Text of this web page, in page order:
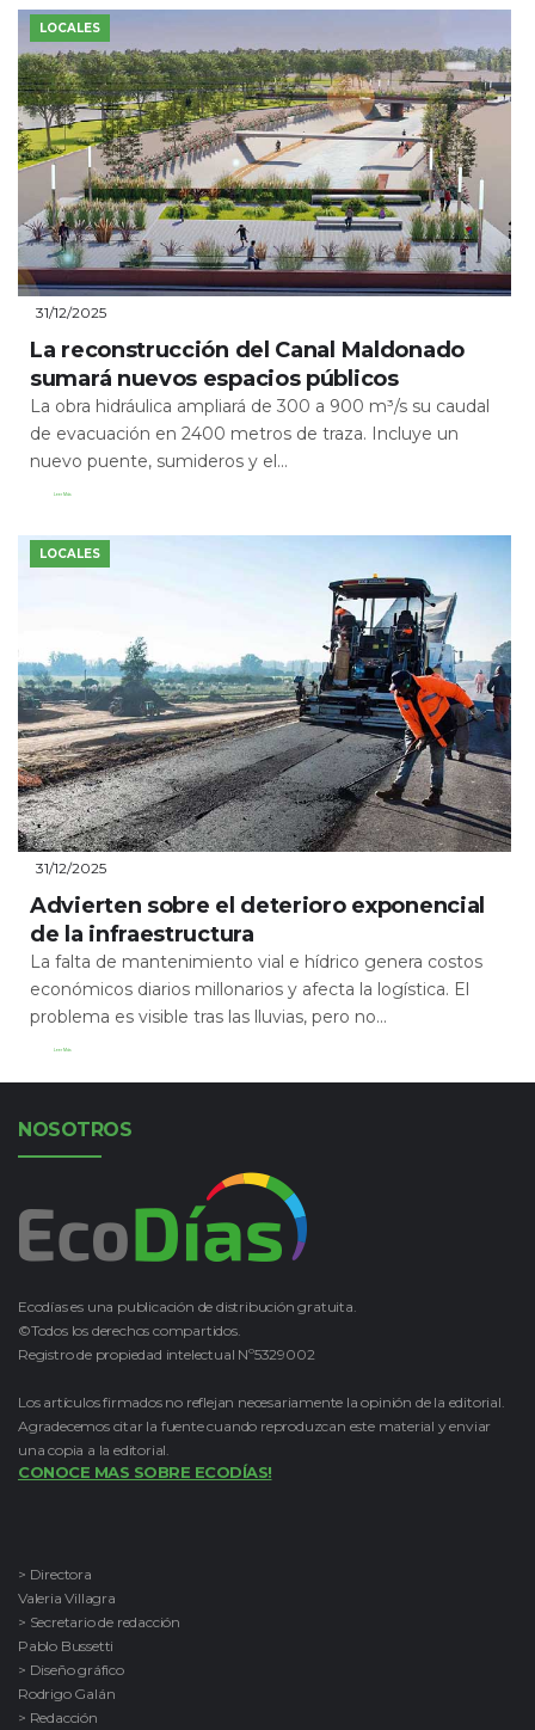
LOCALES
31/12/2025
La reconstrucción del Canal Maldonado
sumará nuevos espacios públicos
La obra hidráulica ampliará de 300 a 900 m³/s su caudal
de evacuación en 2400 metros de traza. Incluye un
nuevo puente, sumideros y el...
Leer Más
LOCALES
31/12/2025
Advierten sobre el deterioro exponencial
de la infraestructura
La falta de mantenimiento vial e hídrico genera costos
económicos diarios millonarios y afecta la logística. El
problema es visible tras las lluvias, pero no...
Leer Más
NOSOTROS
Ecodías es una publicación de distribución gratuita.
©Todos los derechos compartidos.
Registro de propiedad intelectual Nº5329002
Los artículos firmados no reflejan necesariamente la opinión de la editorial.
Agradecemos citar la fuente cuando reproduzcan este material y enviar
una copia a la editorial.
CONOCE MAS SOBRE ECODÍAS!
> Directora
Valeria Villagra
> Secretario de redacción
Pablo Bussetti
> Diseño gráfico
Rodrigo Galán
> Redacción